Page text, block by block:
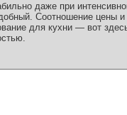
даже при
Соотношение цены и
для кухни — вот